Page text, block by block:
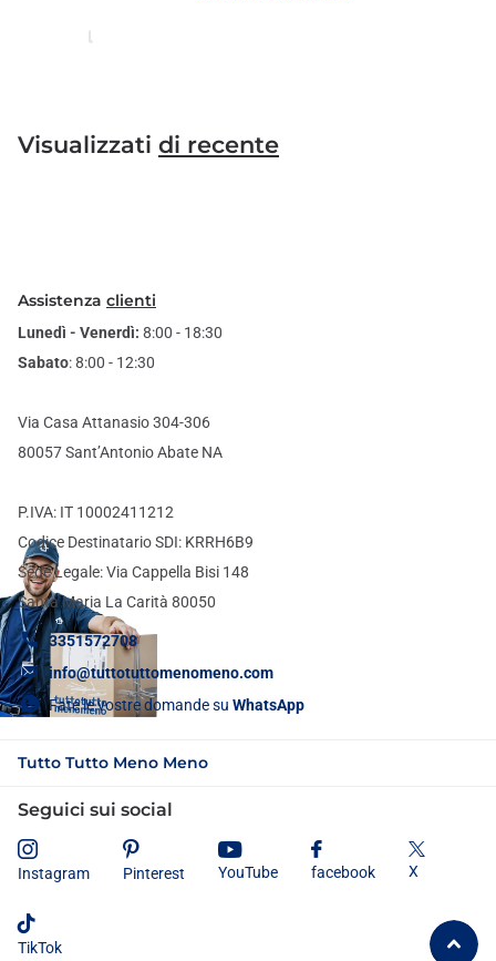
Visualizzati di recente
Assistenza clienti
Lunedì - Venerdì: 8:00 - 18:30
Sabato: 8:00 - 12:30
Via Casa Attanasio 304-306
80057 Sant’Antonio Abate NA
P.IVA: IT 10002411212
Codice Destinatario SDI: KRRH6B9
Sede Legale: Via Cappella Bisi 148
Santa Maria La Carità 80050
3351572708
info@tuttotuttomenomeno.com
Fate le vostre domande su WhatsApp
Tutto Tutto Meno Meno
Seguici sui social
Instagram Pinterest YouTube facebook X
TikTok